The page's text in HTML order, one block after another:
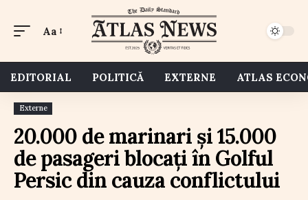
Aa
EDITORIAL POLITICĂ EXTERNE ATLAS
Externe
20.000 de marinari și 15.000
de pasageri blocați în Golful
Persic din cauza conflictului